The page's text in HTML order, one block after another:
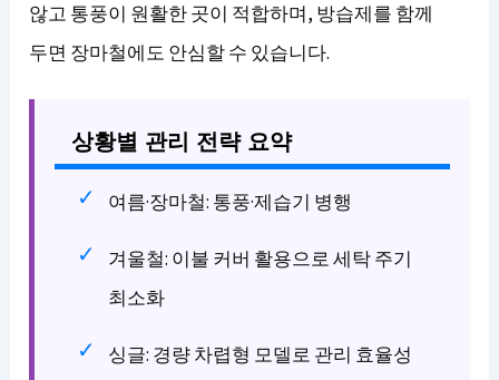
않고 통풍이 원활한 곳이 적합하며, 방습제를 함께
두면 장마철에도 안심할 수 있습니다.
상황별 관리 전략 요약
여름·장마철: 통풍·제습기 병행
겨울철: 이불 커버 활용으로 세탁 주기
최소화
싱글: 경량 차렵형 모델로 관리 효율성